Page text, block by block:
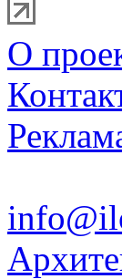
О